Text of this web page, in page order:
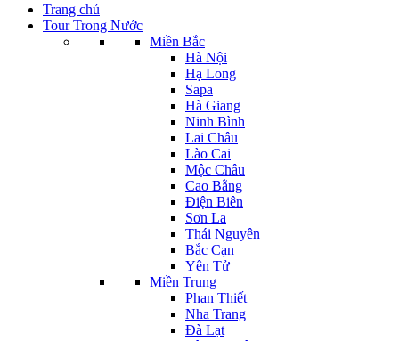
Trang chủ
Tour Trong Nước
Miền Bắc
Hà Nội
Hạ Long
Sapa
Hà Giang
Ninh Bình
Lai Châu
Lào Cai
Mộc Châu
Cao Bằng
Điện Biên
Sơn La
Thái Nguyên
Bắc Cạn
Yên Tử
Miền Trung
Phan Thiết
Nha Trang
Đà Lạt